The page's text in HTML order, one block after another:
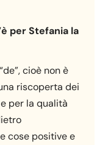
per Stefania la
cioè non è
riscoperta dei
per la qualità
cose positive e